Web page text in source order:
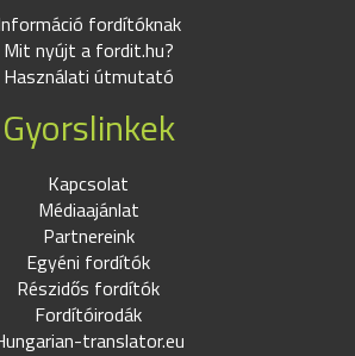
fordítóknak
Mit nyújt a fordit.hu?
Használati útmutató
Gyorslinkek
Kapcsolat
Médiaajánlat
Partnereink
Egyéni fordítók
Részidős fordítók
Fordítóirodák
translator.eu